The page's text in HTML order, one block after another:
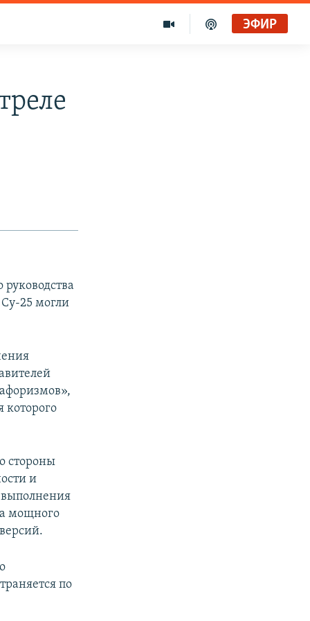
ЭФИР
25 могли
которого
стороны
и
мощного
по